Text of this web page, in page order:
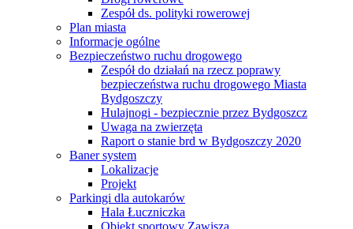
Zespół ds. polityki rowerowej
Plan miasta
Informacje ogólne
Bezpieczeństwo ruchu drogowego
Zespół do działań na rzecz poprawy
bezpieczeństwa ruchu drogowego Miasta
Bydgoszczy
Hulajnogi - bezpiecznie przez Bydgoszcz
Uwaga na zwierzęta
Raport o stanie brd w Bydgoszczy 2020
Baner system
Lokalizacje
Projekt
Parkingi dla autokarów
Hala Łuczniczka
Obiekt sportowy Zawisza